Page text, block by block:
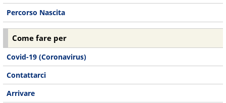
Percorso Nascita
Come fare per
Covid-19 (Coronavirus)
Contattarci
Arrivare